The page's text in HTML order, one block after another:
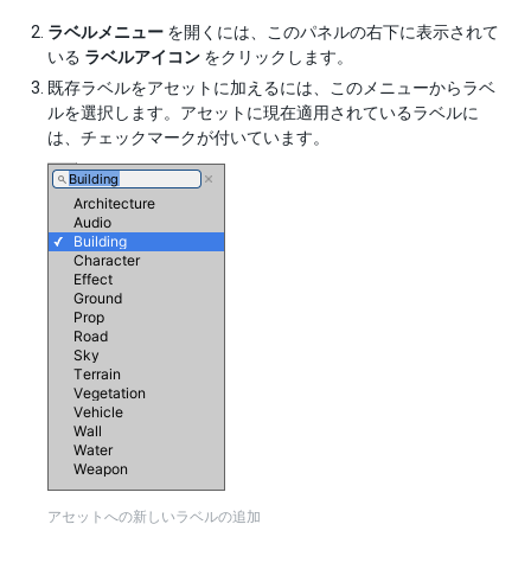
ラベルメニュー を開くには、このパネルの右下に表示されて
いる ラベルアイコン をクリックします。
既存ラベルをアセットに加えるには、このメニューからラベ
ルを選択します。アセットに現在適用されているラベルに
は、チェックマークが付いています。
アセットへの新しいラベルの追加